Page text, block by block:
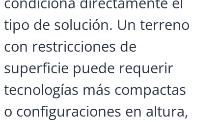
tipo de solución. Un terreno
con restricciones de
superficie puede requerir
tecnologías más compactas
o configuraciones en altura,